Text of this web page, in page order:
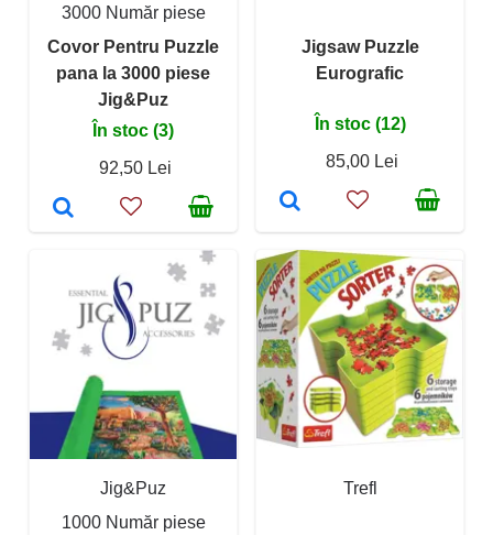
3000 Număr piese
Covor Pentru Puzzle
pana la 3000 piese
Jig&Puz
În stoc (3)
92,50 Lei
Jigsaw Puzzle
Eurografic
În stoc (12)
85,00 Lei
Jig&Puz
1000 Număr piese
Trefl